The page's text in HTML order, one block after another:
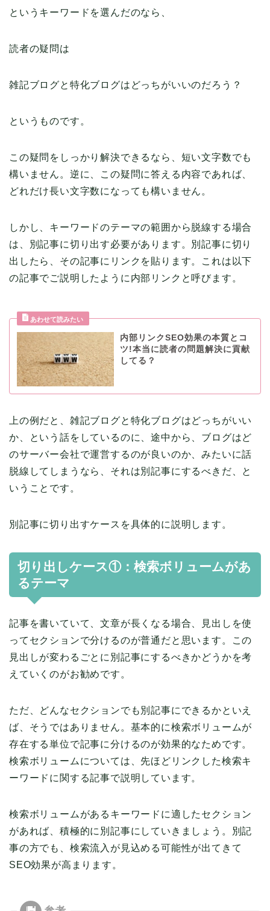
というキーワードを選んだのなら、
読者の疑問は
雑記ブログと特化ブログはどっちがいいのだろう？
というものです。
この疑問をしっかり解決できるなら、短い文字数でも
構いません。逆に、この疑問に答える内容であれば、
どれだけ長い文字数になっても構いません。
しかし、キーワードのテーマの範囲から脱線する場合
は、別記事に切り出す必要があります。別記事に切り
出したら、その記事にリンクを貼ります。これは以下
の記事でご説明したように内部リンクと呼びます。
内部リンクSEO効果の本質とコ
ツ!本当に読者の問題解決に貢献
してる？
上の例だと、雑記ブログと特化ブログはどっちがいい
か、という話をしているのに、途中から、ブログはど
のサーバー会社で運営するのが良いのか、みたいに話
脱線してしまうなら、それは別記事にするべきだ、と
いうことです。
別記事に切り出すケースを具体的に説明します。
切り出しケース①：検索ボリュームがあ
るテーマ
記事を書いていて、文章が長くなる場合、見出しを使
ってセクションで分けるのが普通だと思います。この
見出しが変わるごとに別記事にするべきかどうかを考
えていくのがお勧めです。
ただ、どんなセクションでも別記事にできるかといえ
ば、そうではありません。基本的に検索ボリュームが
存在する単位で記事に分けるのが効果的なためです。
検索ボリュームについては、先ほどリンクした検索キ
ーワードに関する記事で説明しています。
検索ボリュームがあるキーワードに適したセクション
があれば、積極的に別記事にしていきましょう。別記
事の方でも、検索流入が見込める可能性が出てきて
SEO効果が高まります。